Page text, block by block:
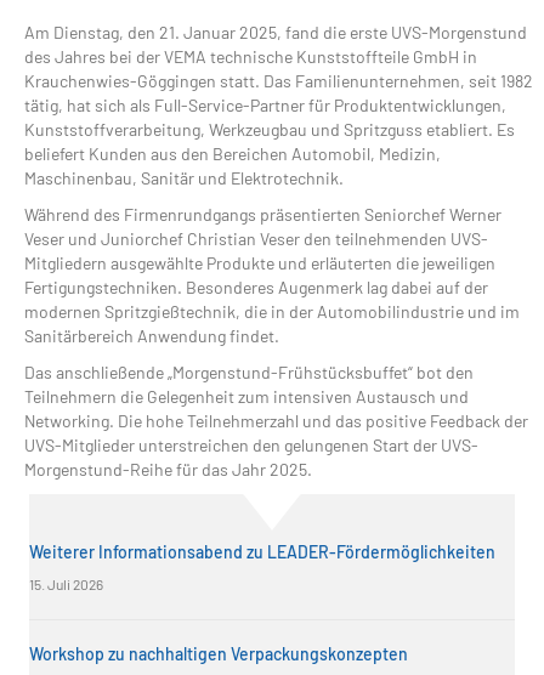
Am Dienstag, den 21. Januar 2025, fand die erste UVS-Morgenstund
des Jahres bei der VEMA technische Kunststoffteile GmbH in
Krauchenwies-Göggingen statt. Das Familienunternehmen, seit 1982
tätig, hat sich als Full-Service-Partner für Produktentwicklungen,
Kunststoffverarbeitung, Werkzeugbau und Spritzguss etabliert. Es
beliefert Kunden aus den Bereichen Automobil, Medizin,
Maschinenbau, Sanitär und Elektrotechnik.
Während des Firmenrundgangs präsentierten Seniorchef Werner
Veser und Juniorchef Christian Veser den teilnehmenden UVS-
Mitgliedern ausgewählte Produkte und erläuterten die jeweiligen
Fertigungstechniken. Besonderes Augenmerk lag dabei auf der
modernen Spritzgießtechnik, die in der Automobilindustrie und im
Sanitärbereich Anwendung findet.
Das anschließende „Morgenstund-Frühstücksbuffet“ bot den
Teilnehmern die Gelegenheit zum intensiven Austausch und
Networking. Die hohe Teilnehmerzahl und das positive Feedback der
UVS-Mitglieder unterstreichen den gelungenen Start der UVS-
Morgenstund-Reihe für das Jahr 2025.
Weiterer Informationsabend zu LEADER-Fördermöglichkeiten
15. Juli 2026
Workshop zu nachhaltigen Verpackungskonzepten